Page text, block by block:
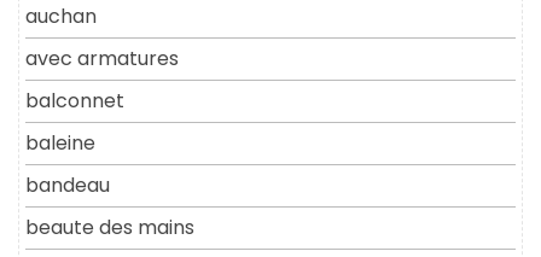
auchan
avec armatures
balconnet
baleine
bandeau
beaute des mains